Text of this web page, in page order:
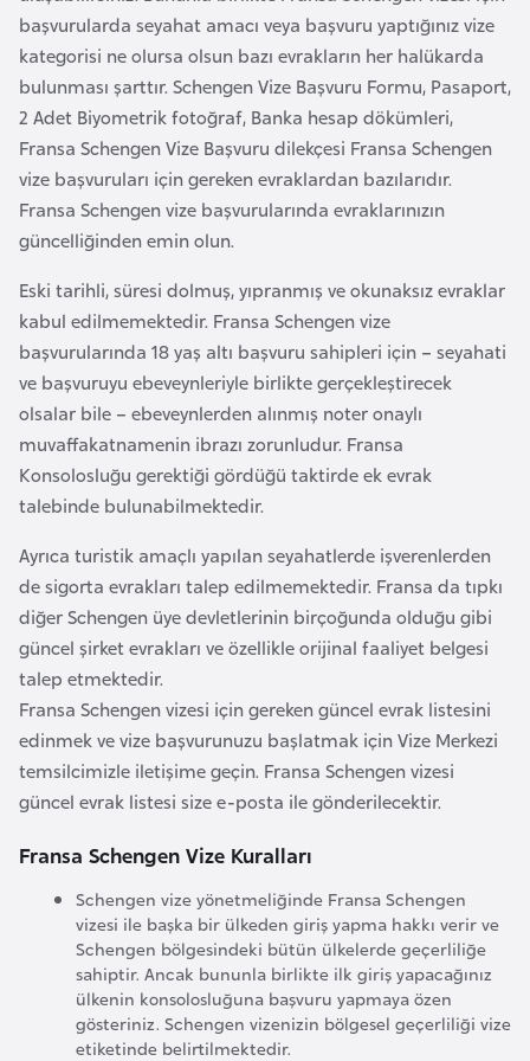
başvurularda seyahat amacı veya başvuru yaptığınız vize
kategorisi ne olursa olsun bazı evrakların her halükarda
bulunması şarttır. Schengen Vize Başvuru Formu, Pasaport,
2 Adet Biyometrik fotoğraf, Banka hesap dökümleri,
Fransa Schengen Vize Başvuru dilekçesi Fransa Schengen
vize başvuruları için gereken evraklardan bazılarıdır.
Fransa Schengen vize başvurularında evraklarınızın
güncelliğinden emin olun.
Eski tarihli, süresi dolmuş, yıpranmış ve okunaksız evraklar
kabul edilmemektedir. Fransa Schengen vize
başvurularında 18 yaş altı başvuru sahipleri için – seyahati
ve başvuruyu ebeveynleriyle birlikte gerçekleştirecek
olsalar bile – ebeveynlerden alınmış noter onaylı
muvaffakatnamenin ibrazı zorunludur. Fransa
Konsolosluğu gerektiği gördüğü taktirde ek evrak
talebinde bulunabilmektedir.
Ayrıca turistik amaçlı yapılan seyahatlerde işverenlerden
de sigorta evrakları talep edilmemektedir. Fransa da tıpkı
diğer Schengen üye devletlerinin birçoğunda olduğu gibi
güncel şirket evrakları ve özellikle orijinal faaliyet belgesi
talep etmektedir.
Fransa Schengen vizesi için gereken güncel evrak listesini
edinmek ve vize başvurunuzu başlatmak için Vize Merkezi
temsilcimizle iletişime geçin. Fransa Schengen vizesi
güncel evrak listesi size e-posta ile gönderilecektir.
Fransa Schengen Vize Kuralları
Schengen vize yönetmeliğinde Fransa Schengen
vizesi ile başka bir ülkeden giriş yapma hakkı verir ve
Schengen bölgesindeki bütün ülkelerde geçerliliğe
sahiptir. Ancak bununla birlikte ilk giriş yapacağınız
ülkenin konsolosluğuna başvuru yapmaya özen
gösteriniz. Schengen vizenizin bölgesel geçerliliği vize
etiketinde belirtilmektedir.
F
r
a
n
s
a
G
b
o
n
m
i
y
a
G
a
n
a
G